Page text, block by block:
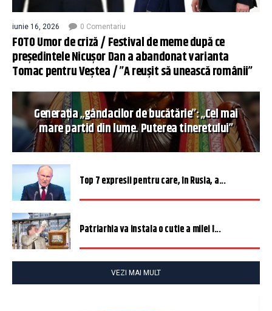
iunie 16, 2026 0 Comentariu
FOTO Umor de criză / Festival de meme după ce
președintele Nicușor Dan a abandonat varianta
Tomac pentru Veștea / ”A reușit să unească românii”
Generația „gândacilor de bucătărie”: „Cel mai
mare partid din lume. Puterea tineretului”
Top 7 expresii pentru care, în Rusia, a...
Patriarhia va instala o cutie a milei î...
VEZI MAI MULT